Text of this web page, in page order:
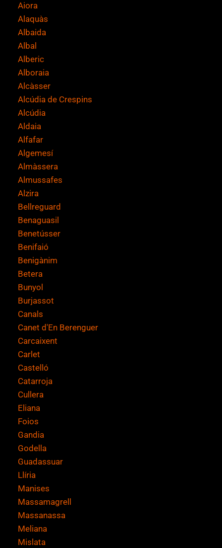
Aiora
Alaquàs
Albaida
Albal
Alberic
Alboraia
Alcàsser
Alcúdia de Crespins
Alcúdia
Aldaia
Alfafar
Algemesí
Almàssera
Almussafes
Alzira
Bellreguard
Benaguasil
Benetússer
Benifaió
Benigànim
Betera
Bunyol
Burjassot
Canals
Canet d'En Berenguer
Carcaixent
Carlet
Castelló
Catarroja
Cullera
Eliana
Foios
Gandia
Godella
Guadassuar
Llíria
Manises
Massamagrell
Massanassa
Meliana
Mislata